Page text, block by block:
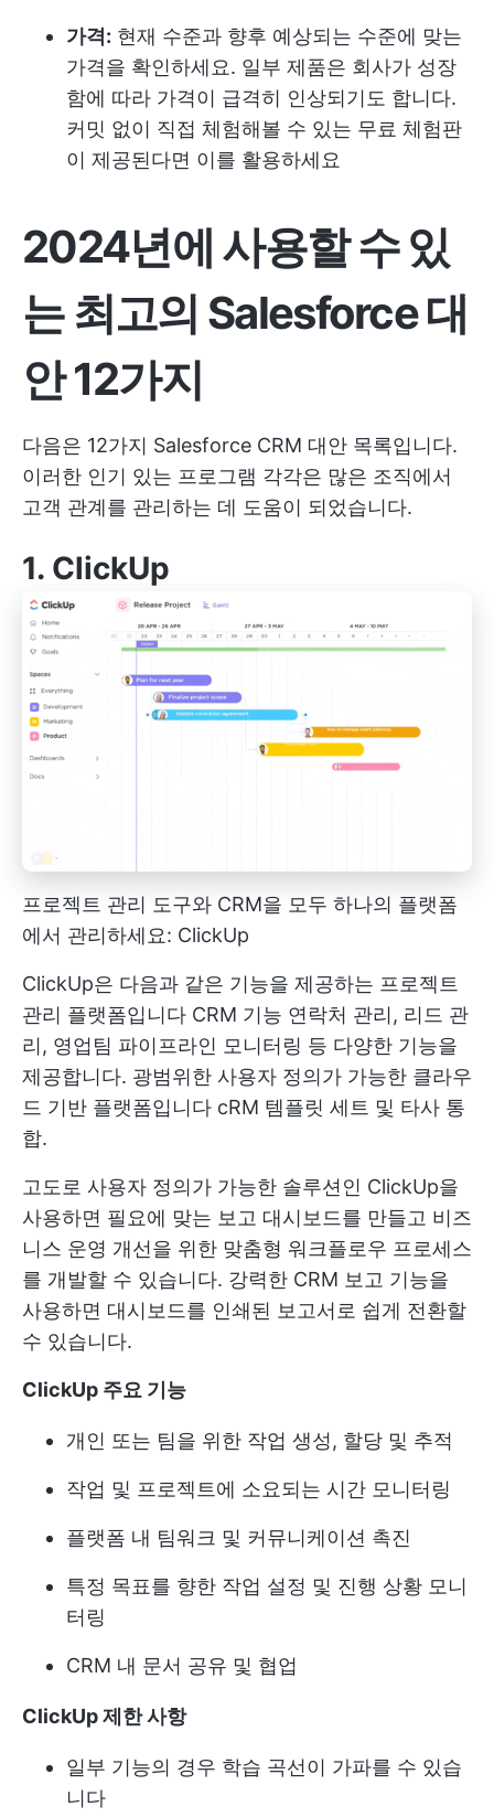
가격: 현재 수준과 향후 예상되는 수준에 맞는
가격을 확인하세요. 일부 제품은 회사가 성장
함에 따라 가격이 급격히 인상되기도 합니다.
커밋 없이 직접 체험해볼 수 있는 무료 체험판
이 제공된다면 이를 활용하세요
2024년에 사용할 수 있
는 최고의 Salesforce 대
안 12가지
다음은 12가지 Salesforce CRM 대안 목록입니다.
이러한 인기 있는 프로그램 각각은 많은 조직에서
고객 관계를 관리하는 데 도움이 되었습니다.
1. ClickUp
프로젝트 관리 도구와 CRM을 모두 하나의 플랫폼
에서 관리하세요: ClickUp
ClickUp은 다음과 같은 기능을 제공하는 프로젝트
관리 플랫폼입니다 CRM 기능 연락처 관리, 리드 관
리, 영업팀 파이프라인 모니터링 등 다양한 기능을
제공합니다. 광범위한 사용자 정의가 가능한 클라우
드 기반 플랫폼입니다 cRM 템플릿 세트 및 타사 통
합.
고도로 사용자 정의가 가능한 솔루션인 ClickUp을
사용하면 필요에 맞는 보고 대시보드를 만들고 비즈
니스 운영 개선을 위한 맞춤형 워크플로우 프로세스
를 개발할 수 있습니다. 강력한 CRM 보고 기능을
사용하면 대시보드를 인쇄된 보고서로 쉽게 전환할
수 있습니다.
ClickUp 주요 기능
개인 또는 팀을 위한 작업 생성, 할당 및 추적
작업 및 프로젝트에 소요되는 시간 모니터링
플랫폼 내 팀워크 및 커뮤니케이션 촉진
특정 목표를 향한 작업 설정 및 진행 상황 모니
터링
CRM 내 문서 공유 및 협업
ClickUp 제한 사항
일부 기능의 경우 학습 곡선이 가파를 수 있습
니다